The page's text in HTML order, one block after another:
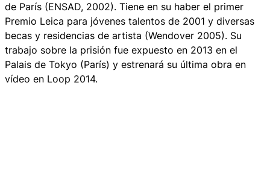
de París (ENSAD, 2002). Tiene en su haber el primer
Premio Leica para jóvenes talentos de 2001 y diversas
becas y residencias de artista (Wendover 2005). Su
trabajo sobre la prisión fue expuesto en 2013 en el
Palais de Tokyo (París) y estrenará su última obra en
vídeo en Loop 2014.